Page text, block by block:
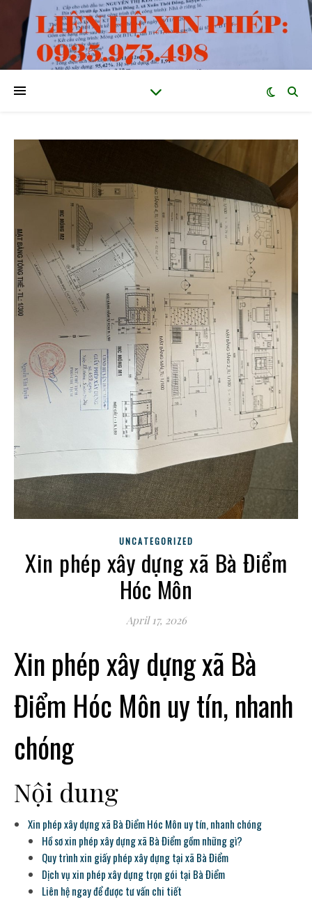
UNCATEGORIZED
Xin phép xây dựng xã Bà Điểm
Hóc Môn
April 17, 2026
Xin phép xây dựng xã Bà
Điểm Hóc Môn uy tín, nhanh
chóng
Nội dung
Xin phép xây dựng xã Bà Điểm Hóc Môn uy tín, nhanh chóng
Hồ sơ xin phép xây dựng xã Bà Điểm gồm những gì?
Quy trình xin giấy phép xây dựng tại xã Bà Điểm
Dịch vụ xin phép xây dựng trọn gói tại Bà Điểm
Liên hệ ngay để được tư vấn chi tiết